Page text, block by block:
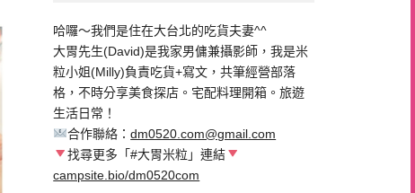
哈囉～我們是住在大台北的吃貨夫妻^^
大胃先生(David)是我家男傭兼攝影師，我是米
粒小姐(Milly)負責吃貨+寫文，共筆經營部落
格，不時分享美食探店。宅配料理開箱。旅遊
生活日常！
合作聯絡：dm0520.com@gmail.com
找尋更多「#大胃米粒」連結
campsite.bio/dm0520com